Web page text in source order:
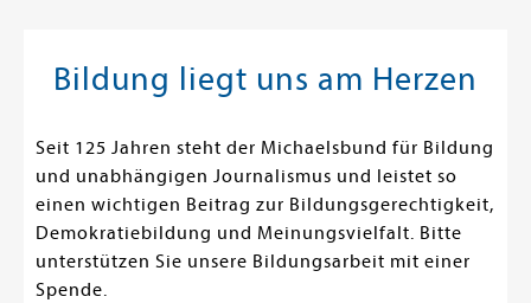
Bildung liegt uns am Herzen
Seit 125 Jahren steht der Michaelsbund für Bildung
und unabhängigen Journalismus und leistet so
einen wichtigen Beitrag zur Bildungsgerechtigkeit,
Demokratiebildung und Meinungsvielfalt. Bitte
unterstützen Sie unsere Bildungsarbeit mit einer
Spende.